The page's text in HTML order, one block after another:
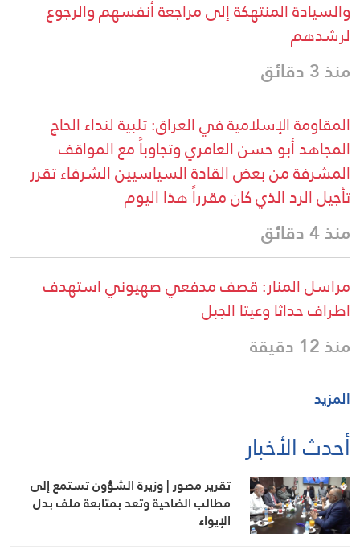
والسيادة المنتهكة إلى مراجعة أنفسهم والرجوع
لرشدهم
منذ 3 دقائق
المقاومة الإسلامية في العراق: تلبية لنداء الحاج
المجاهد أبو حسن العامري وتجاوباً مع المواقف
المشرفة من بعض القادة السياسيين الشرفاء تقرر
تأجيل الرد الذي كان مقرراً هذا اليوم
منذ 4 دقائق
مراسل المنار: قصف مدفعي صهيوني استهدف
اطراف حداثا وعيتا الجبل
منذ 12 دقيقة
المزيد
أحدث الأخبار
تقرير مصور | وزيرة الشؤون تستمع إلى
مطالب الضاحية وتعد بمتابعة ملف بدل
الإيواء